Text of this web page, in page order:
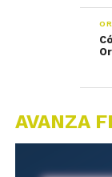
AVANZA